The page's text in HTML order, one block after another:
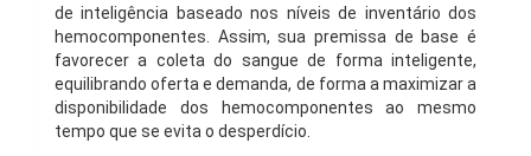
de inteligência baseado nos níveis de inventário dos
hemocomponentes. Assim, sua premissa de base é
favorecer a coleta do sangue de forma inteligente,
equilibrando oferta e demanda, de forma a maximizar a
disponibilidade dos hemocomponentes ao mesmo
tempo que se evita o desperdício.